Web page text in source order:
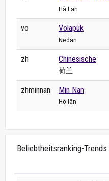
Hà Lan
vo Volapük
Nedän
zh Chinesische
荷兰
zhminnan Min Nan
Hô-lân
Beliebtheitsranking-Trends